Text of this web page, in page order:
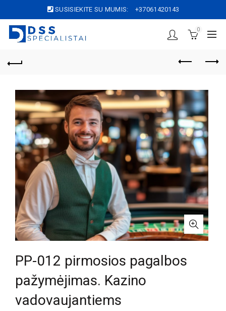
SUSISIEKITE SU MUMIS: +37061420143
0
PP-012 pirmosios pagalbos
pažymėjimas. Kazino
vadovaujantiems